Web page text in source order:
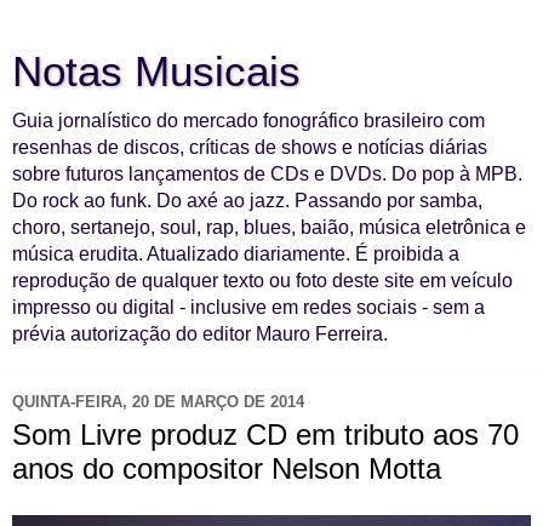
Notas Musicais
Guia jornalístico do mercado fonográfico brasileiro com
resenhas de discos, críticas de shows e notícias diárias
sobre futuros lançamentos de CDs e DVDs. Do pop à MPB.
Do rock ao funk. Do axé ao jazz. Passando por samba,
choro, sertanejo, soul, rap, blues, baião, música eletrônica e
música erudita. Atualizado diariamente. É proibida a
reprodução de qualquer texto ou foto deste site em veículo
impresso ou digital - inclusive em redes sociais - sem a
prévia autorização do editor Mauro Ferreira.
QUINTA-FEIRA, 20 DE MARÇO DE 2014
Som Livre produz CD em tributo aos 70
anos do compositor Nelson Motta